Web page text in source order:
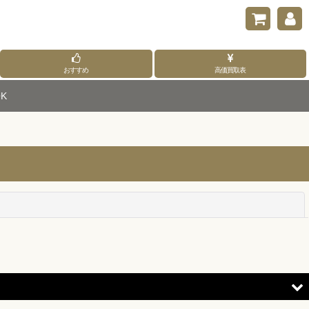
おすすめ 高価買取表